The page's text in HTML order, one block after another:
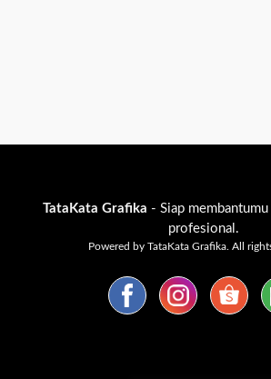
TataKata Grafika - Siap
profesional.
Powered by TataKata Grafika. All